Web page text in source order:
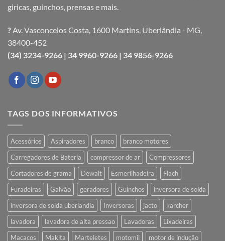
giricas, guinchos, prensas e mais.
?Av. Vasconcelos Costa, 1600 Martins, Uberlândia - MG,
38400-452
(34) 3234-9266 | 34 9960-9266 | 34 9856-9266
TAGS DOS INFORMATIVOS
Acessórios Aspiradores branco
branco motores
Carregadores de Bateria
compressor de ar
Compressores
Cortadores de grama
Dewalt Esmerilhadeira
Flach
Furadeiras
Galvão geradores Guinchos
inversora de solda
inversora de solda uberlandia
Inversoras jacto
karcher
lavadora
lavadora de alta pressao Lavadoras
Lixadeiras
Macacos
Makita Marteletes motomil motor de indução